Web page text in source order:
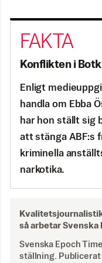
Konflikten i
Enligt
handla om Ebba
har hon ställt sig
att stänga ABF:s
kriminella
narkotika.
så arbetar Svenska
Svenska Epoch
ställning. Publicerat